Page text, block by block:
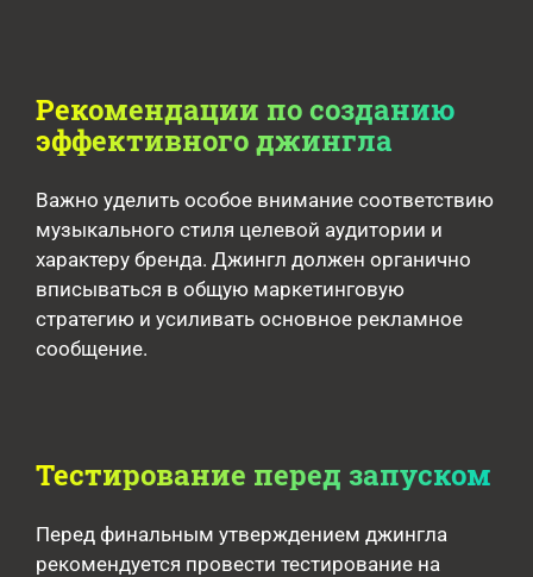
Рекомендации по созданию
эффективного джингла
Важно уделить особое внимание соответствию
музыкального стиля целевой аудитории и
характеру бренда. Джингл должен органично
вписываться в общую маркетинговую
стратегию и усиливать основное рекламное
сообщение.
Тестирование перед запуском
Перед финальным утверждением джингла
рекомендуется провести тестирование на